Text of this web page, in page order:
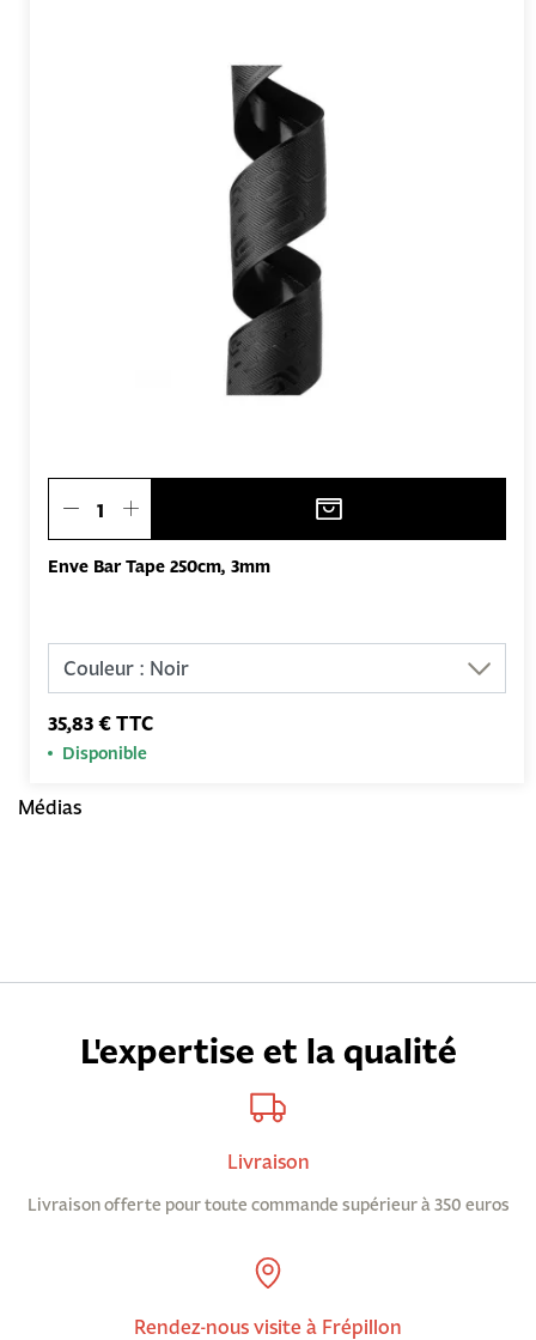
Enve Bar Tape 250cm, 3mm
35,83 € TTC
Disponible
Médias
L'expertise et la qualité
Livraison
Livraison offerte pour toute commande supérieur à 350 euros
Rendez-nous visite à Frépillon